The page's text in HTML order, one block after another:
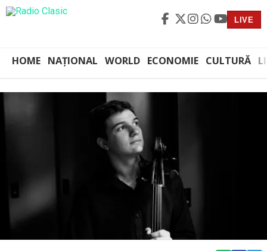
LIVE
HOME NAȚIONAL WORLD ECONOMIE CULTURĂ